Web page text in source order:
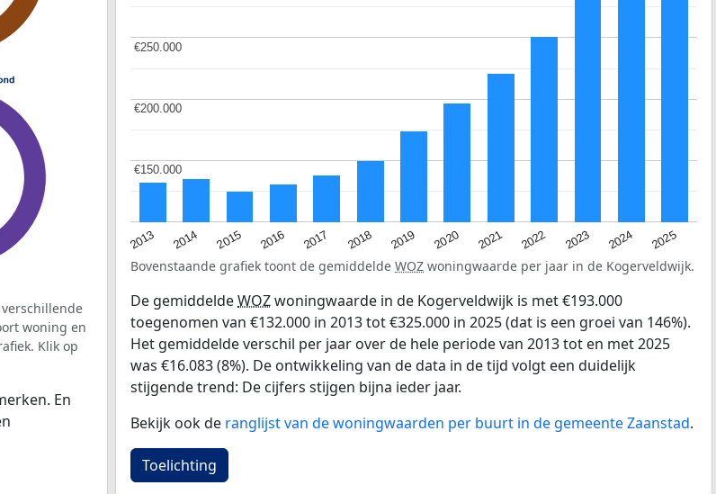
woning en
Klik op
En
2013 2014 2015 2016 2017 2018 2019 2020 2021 2022 2023 2024 2025
€150.000
€150.000
€200.000
€200.000
€250.000
€250.000
Bovenstaande grafiek toont de gemiddelde WOZ woningwaarde per jaar in de Kogerveldwijk.
De gemiddeldeWOZwoningwaarde in de Kogerveldwijk is met €193.000
toegenomen van €132.000 in 2013 tot €325.000 in 2025 (dat is een groei van 146%).
Het gemiddelde verschil per jaar over de hele periode van 2013 tot en met 2025
was €16.083 (8%). De ontwikkeling van de data in de tijd volgt een duidelijk
stijgende trend: De cijfers stijgen bijna ieder jaar.
Bekijk ook de ranglijst van de woningwaarden per buurt in de gemeente Zaanstad.
Toelichting